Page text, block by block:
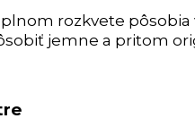
plnom rozkvete
jemne a pritom